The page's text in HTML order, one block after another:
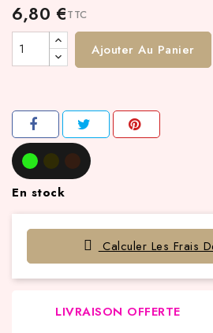
6,80 €TTC
Ajouter Au Panier
En stock
Calculer Les Frais
LIVRAISON OFFERTE